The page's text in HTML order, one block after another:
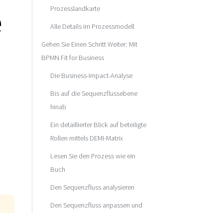
Prozesslandkarte
Alle Details im Prozessmodell
Gehen Sie Einen Schritt Weiter: Mit
BPMN Fit for Business
Die Business-Impact-Analyse
Bis auf die Sequenzflussebene
hinab
Ein detaillierter Blick auf beteiligte
Rollen mittels DEMI-Matrix
Lesen Sie den Prozess wie ein
Buch
Den Sequenzfluss analysieren
Den Sequenzfluss anpassen und